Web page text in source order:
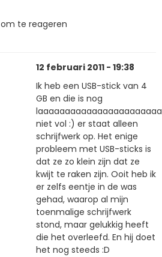
om te reageren
12 februari 2011 - 19:38
Ik heb een USB-stick van 4
GB en die is nog
niet vol :) er staat alleen
schrijfwerk op. Het enige
probleem met USB-sticks is
dat ze zo klein zijn dat ze
kwijt te raken zijn. Ooit heb ik
er zelfs eentje in de was
gehad, waarop al mijn
toenmalige schrijfwerk
stond, maar gelukkig heeft
die het overleefd. En hij doet
het nog steeds :D